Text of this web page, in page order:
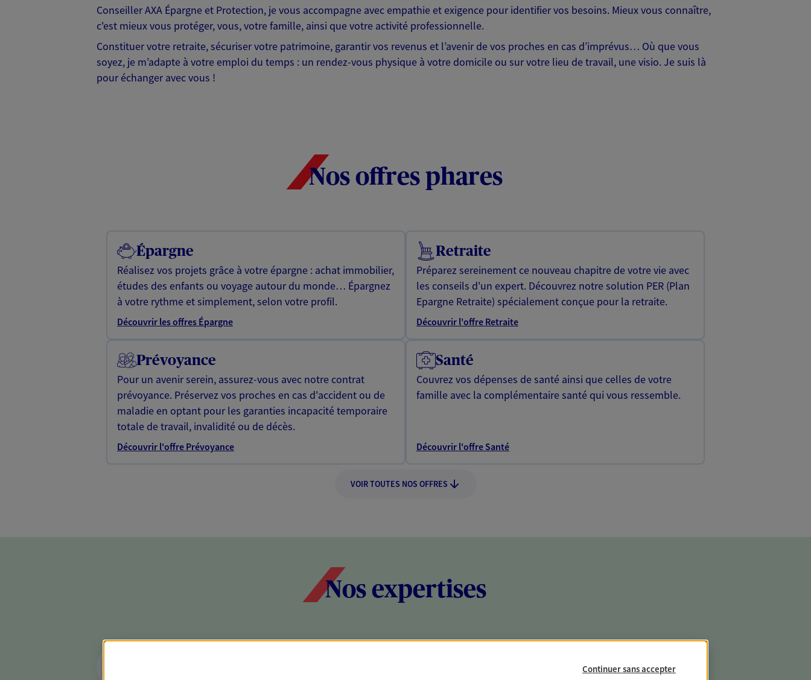
Conseiller AXA Épargne et Protection, je vous accompagne avec empathie et exigence pour identifier vos besoins. Mieux vous connaître,
c'est mieux vous protéger, vous, votre famille, ainsi que votre activité professionnelle.
Constituer votre retraite, sécuriser votre patrimoine, garantir vos revenus et l’avenir de vos proches en cas d’imprévus… Où que vous
soyez, je m’adapte à votre emploi du temps : un rendez-vous physique à votre domicile ou sur votre lieu de travail, une visio. Je suis là
pour échanger avec vous !
Nos offres phares
Épargne
Réalisez vos projets grâce à votre épargne : achat immobilier,
études des enfants ou voyage autour du monde… Épargnez
à votre rythme et simplement, selon votre profil.
Découvrir les offres Épargne
Retraite
Préparez sereinement ce nouveau chapitre de votre vie avec
les conseils d'un expert. Découvrez notre solution PER (Plan
Epargne Retraite) spécialement conçue pour la retraite.
Découvrir l'offre Retraite
Prévoyance
Pour un avenir serein, assurez-vous avec notre contrat
prévoyance. Préservez vos proches en cas d'accident ou de
maladie en optant pour les garanties incapacité temporaire
totale de travail, invalidité ou de décès.
Découvrir l'offre Prévoyance
Santé
Couvrez vos dépenses de santé ainsi que celles de votre
famille avec la complémentaire santé qui vous ressemble.
Découvrir l'offre Santé
VOIR TOUTES NOS OFFRES
Nos expertises
Continuer sans accepter